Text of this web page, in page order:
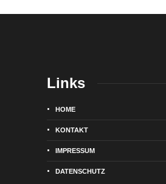
Links
HOME
KONTAKT
IMPRESSUM
DATENSCHUTZ